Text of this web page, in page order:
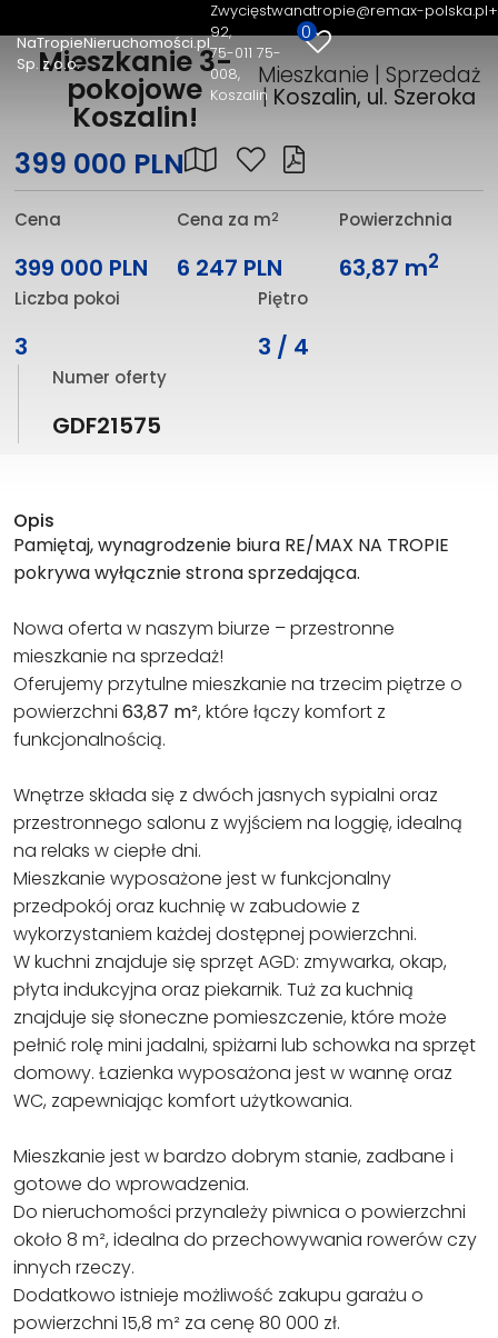
NaTropieNieruchomości.pl
Sp. z o.o.
Zwycięstwa
92
75-011 75-
008,
Koszalin
natropie@remax-polska.pl
0
Mieszkanie 3-
pokojowe
Koszalin!
Mieszkanie | Sprzedaż
| Koszalin, ul. Szeroka
399 000 PLN
Cena
399 000 PLN
Cena za m2
6 247 PLN
Powierzchnia
63,87 m2
Liczba pokoi
3
Piętro
3 / 4
Numer oferty
GDF21575
Opis
Pamiętaj, wynagrodzenie biura RE/MAX NA TROPIE
pokrywa wyłącznie strona sprzedająca.
Nowa oferta w naszym biurze – przestronne
mieszkanie na sprzedaż!
Oferujemy przytulne mieszkanie na trzecim piętrze o
powierzchni 63,87 m², które łączy komfort z
funkcjonalnością.
Wnętrze składa się z dwóch jasnych sypialni oraz
przestronnego salonu z wyjściem na loggię, idealną
na relaks w ciepłe dni.
Mieszkanie wyposażone jest w funkcjonalny
przedpokój oraz kuchnię w zabudowie z
wykorzystaniem każdej dostępnej powierzchni.
W kuchni znajduje się sprzęt AGD: zmywarka, okap,
płyta indukcyjna oraz piekarnik. Tuż za kuchnią
znajduje się słoneczne pomieszczenie, które może
pełnić rolę mini jadalni, spiżarni lub schowka na sprzęt
domowy. Łazienka wyposażona jest w wannę oraz
WC, zapewniając komfort użytkowania.
Mieszkanie jest w bardzo dobrym stanie, zadbane i
gotowe do wprowadzenia.
Do nieruchomości przynależy piwnica o powierzchni
około 8 m², idealna do przechowywania rowerów czy
innych rzeczy.
Dodatkowo istnieje możliwość zakupu garażu o
powierzchni 15,8 m² za cenę 80 000 zł.